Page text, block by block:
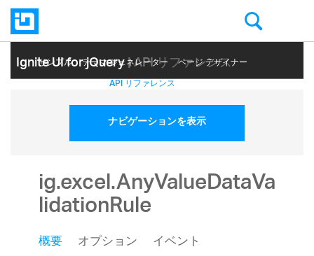
Ignite UI for jQuery| API リファレンス
サンプル テーマ ジェネレーター ページ デザイナー
ヘルプ トピック API リファレンス
ナビゲーションを表示
ig.excel.AnyValueDataVa
lidationRule
概要 オプション
イベント